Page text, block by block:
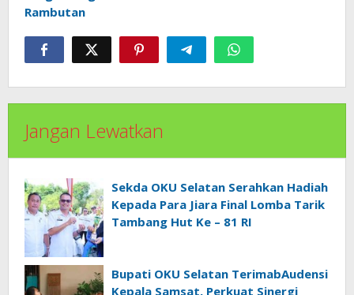
Rambutan
Jangan Lewatkan
Sekda OKU Selatan Serahkan Hadiah
Kepada Para Jiara Final Lomba Tarik
Tambang Hut Ke – 81 RI
Bupati OKU Selatan TerimabAudensi
Kepala Samsat, Perkuat Sinergi